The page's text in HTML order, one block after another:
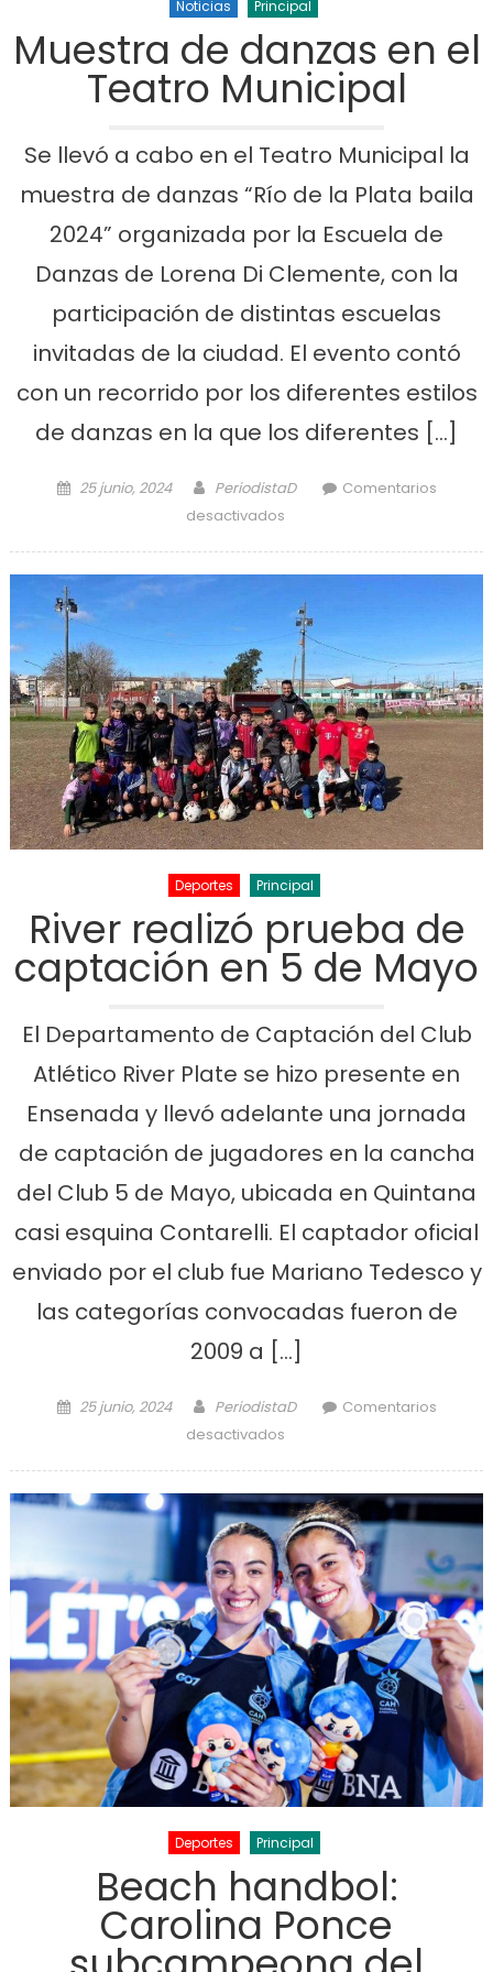
Noticias Principal
Muestra de danzas en el
Teatro Municipal
Se llevó a cabo en el Teatro Municipal la
muestra de danzas “Río de la Plata baila
2024” organizada por la Escuela de
Danzas de Lorena Di Clemente, con la
participación de distintas escuelas
invitadas de la ciudad. El evento contó
con un recorrido por los diferentes estilos
de danzas en la que los diferentes […]
Posted on
25 junio, 2024 Author
PeriodistaD
Comentarios
desactivados
Deportes Principal
River realizó prueba de
captación en 5 de Mayo
El Departamento de Captación del Club
Atlético River Plate se hizo presente en
Ensenada y llevó adelante una jornada
de captación de jugadores en la cancha
del Club 5 de Mayo, ubicada en Quintana
casi esquina Contarelli. El captador oficial
enviado por el club fue Mariano Tedesco y
las categorías convocadas fueron de
2009 a […]
Posted on
25 junio, 2024 Author
PeriodistaD
Comentarios
desactivados
Deportes Principal
Beach handbol:
Carolina Ponce